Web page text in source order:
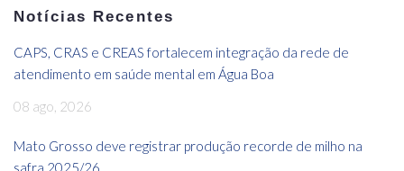
Notícias Recentes
CAPS, CRAS e CREAS fortalecem integração da rede de
atendimento em saúde mental em Água Boa
08 ago, 2026
Mato Grosso deve registrar produção recorde de milho na